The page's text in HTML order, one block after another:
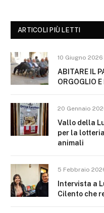
ARTICOLI PIÙ LETTI
10 Giugno 2026
ABITARE IL
ORGOGLIO
20 Gennaio
Vallo della
per la
animali
5 Febbraio
Intervista a
Cilento che